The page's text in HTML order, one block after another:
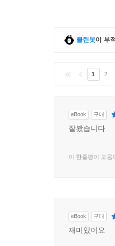
지구상의 그 어떤
인류 공통위기에
2021년 11월 11
또 한편으로 이
언제 어떻게 자
“인간은 개선과
클린봇이 부
1 2
eBook 구매
잘봤습니다
이 한줄평이 도움
eBook 구매
재미있어요